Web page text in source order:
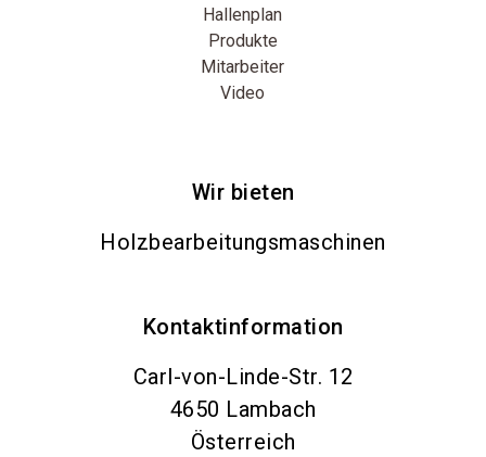
Hallenplan
Produkte
Mitarbeiter
Video
Wir bieten
Holzbearbeitungsmaschinen
Kontaktinformation
Carl-von-Linde-Str. 12
4650 Lambach
Österreich